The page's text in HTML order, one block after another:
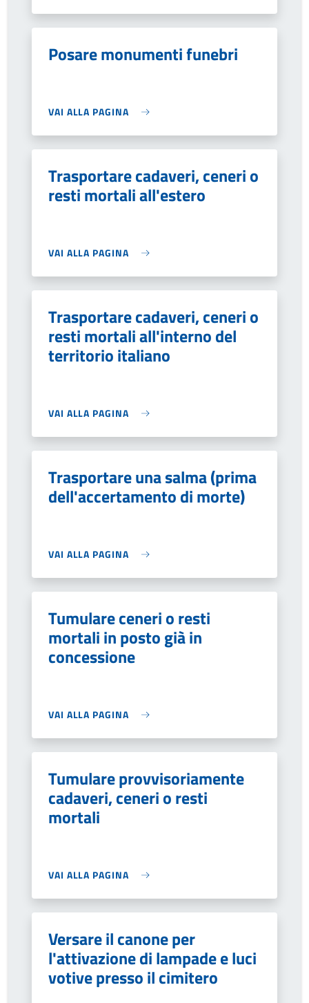
Posare monumenti funebri
VAI ALLA PAGINA
Trasportare cadaveri, ceneri o
resti mortali all'estero
VAI ALLA PAGINA
Trasportare cadaveri, ceneri o
resti mortali all'interno del
territorio italiano
VAI ALLA PAGINA
Trasportare una salma (prima
dell'accertamento di morte)
VAI ALLA PAGINA
Tumulare ceneri o resti
mortali in posto già in
concessione
VAI ALLA PAGINA
Tumulare provvisoriamente
cadaveri, ceneri o resti
mortali
VAI ALLA PAGINA
Versare il canone per
l'attivazione di lampade e luci
votive presso il cimitero